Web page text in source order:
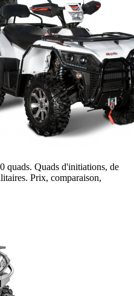
quads. Quads d'initiations, de
Prix, comparaison,